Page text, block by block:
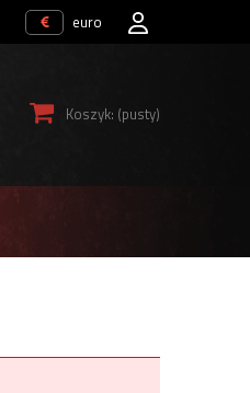
euro
Koszyk: (pusty)